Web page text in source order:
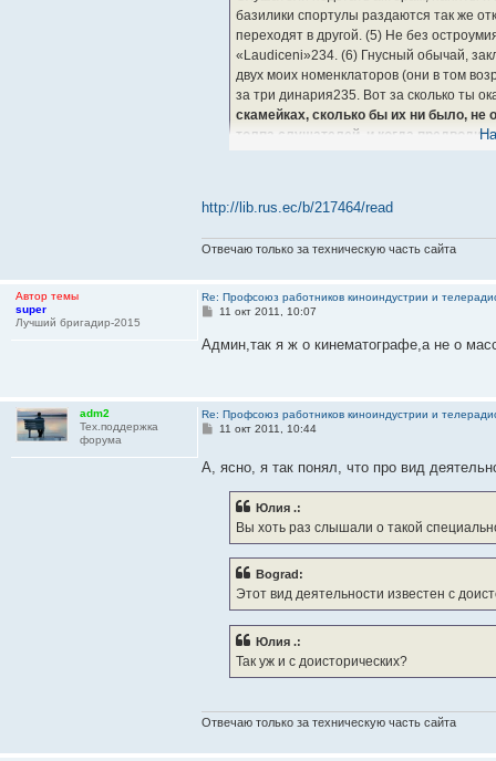
базилики спортулы раздаются так же
переходят в другой. (5) Не без
«Laudiceni»234. (6) Гнусный обычай,
двух моих номенклаторов (они в том
за три динария235. Вот за сколько ты
скамейках, сколько бы их ни было, не
толпа слушателей, и когда
угадать легко: знай, что хуже всего
http://lib.rus.ec/b/217464/read
Отвечаю только за техническую часть сайта
Автор темы
super
Лучший бригадир-2015
Re: Профсоюз работников киноиндустрии и
С
б
и
е
11 окт 2011, 10:07
Админ,так я ж о кинематографе,а не о
adm2
Тех.поддержка
форума
Re: Профсоюз работников киноиндустрии и
С
б
11 окт 2011, 10:44
А, ясно, я так понял, что про вид
Юлия .:
Вы хоть раз слышали о такой
Bograd:
Этот вид деятельности известен с
Юлия .:
Так уж и с доисторических?
Отвечаю только за техническую часть сайта